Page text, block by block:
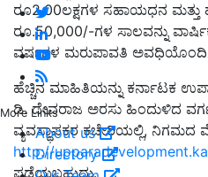
More Links
About us
Directory
ರೂ2.00ಲಕ್ಷಗಳ ಸಹಾಯಧನ ಮತ್ತು
ರೂ.50,000/-ಗಳ ಸಾಲವನ್ನು
ವರ್ಷಗಳ ಮರುಪಾವತಿ ಅವಧಿಯೊಂದಿಗೆ
ಹೆಚ್ಚಿನ ಮಾಹಿತಿಯನ್ನು ಕರ್ನಾಟಕ
ಡಿ. ದೇವರಾಜ ಅರಸು ಹಿಂದುಳಿದ
ವ್ಯವಸ್ಥಾಪಕರ ಕಚೇರಿಯಲ್ಲಿ, ನಿಗಮದ
http://
ಪಡೆಯಬಹುದು.